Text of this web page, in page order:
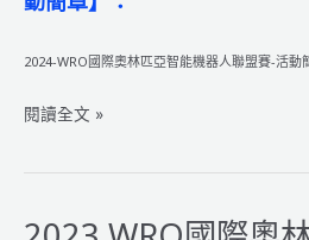
2024-WRO國際奧林匹亞智能機器人聯盟賽-活動
2024
奧
閱讀全文 »